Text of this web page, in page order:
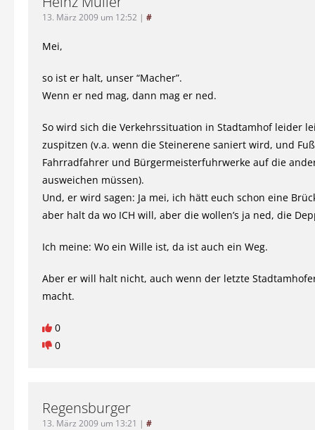
13. März 2009 um 12:52 | #
Mei,
so ist er halt, unser “Macher”.
Wenn er ned mag, dann mag er ned.
So wird sich die Verkehrssituation in Stadtamhof leider
zuspitzen (v.a. wenn die Steinerene saniert wird, und
Fahrradfahrer und Bürgermeisterfuhrwerke auf die
ausweichen müssen).
Und, er wird sagen: Ja mei, ich hätt euch schon eine
aber halt da wo ICH will, aber die wollen’s ja ned, die
Ich meine: Wo ein Wille ist, da ist auch ein Weg.
Aber er will halt nicht, auch wenn der letzte
macht.
0
0
Regensburger
13. März 2009 um 13:21 | #